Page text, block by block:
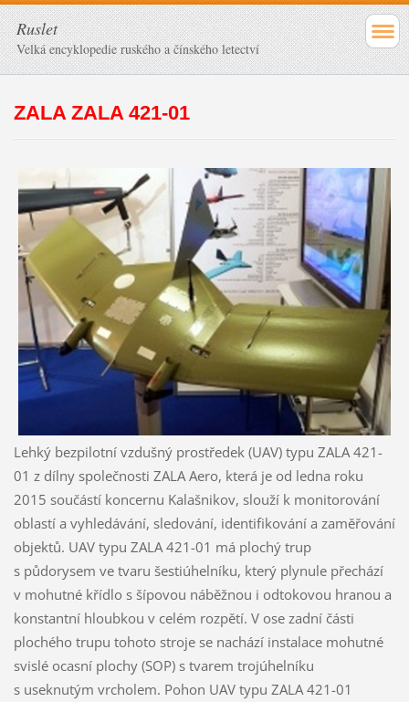
Ruslet
Velká encyklopedie ruského a čínského letectví
ZALA ZALA 421-01
Lehký bezpilotní vzdušný prostředek (UAV) typu ZALA 421-
01 z dílny společnosti ZALA Aero, která je od ledna roku
2015 součástí koncernu Kalašnikov, slouží k monitorování
oblastí a vyhledávání, sledování, identifikování a zaměřování
objektů. UAV typu ZALA 421-01 má plochý trup
s půdorysem ve tvaru šestiúhelníku, který plynule přechází
v mohutné křídlo s šípovou náběžnou i odtokovou hranou a
konstantní hloubkou v celém rozpětí. V ose zadní části
plochého trupu tohoto stroje se nachází instalace mohutné
svislé ocasní plochy (SOP) s tvarem trojúhelníku
s useknutým vrcholem. Pohon UAV typu ZALA 421-01